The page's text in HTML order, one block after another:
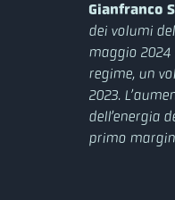
Gianfranco
dei volumi
maggio 2024
regime, un
2023.
dell’energia
primo